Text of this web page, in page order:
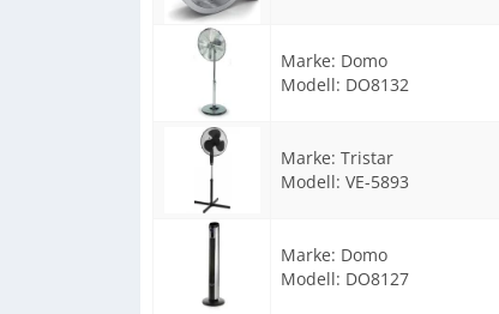
Marke: Domo
Modell: DO8132
Marke: Tristar
Modell: VE-5893
Marke: Domo
Modell: DO8127